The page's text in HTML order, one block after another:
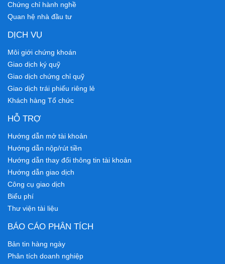
Chứng chỉ hành nghề
Quan hệ nhà đầu tư
DỊCH VỤ
Môi giới chứng khoán
Giao dịch ký quỹ
Giao dịch chứng chỉ quỹ
Giao dịch trái phiếu riêng lẻ
Khách hàng Tổ chức
HỖ TRỢ
Hướng dẫn mở tài khoản
Hướng dẫn nộp/rút tiền
Hướng dẫn thay đổi thông tin tài khoản
Hướng dẫn giao dịch
Công cụ giao dịch
Biểu phí
Thư viện tài liệu
BÁO CÁO PHÂN TÍCH
Bản tin hàng ngày
Phân tích doanh nghiệp